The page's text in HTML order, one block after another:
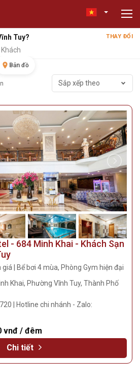
Tuy? THAY ĐỔI
Bản đồ
Sắp xếp theo
- 684 Minh Khai - Khách Sạn
| Bể bơi 4 mùa, Phòng Gym hiện đại
Khai, Phường Vĩnh Tuy, Thành Phố
| Hotline chi nhánh - Zalo:
vnđ / đêm
Chi tiết